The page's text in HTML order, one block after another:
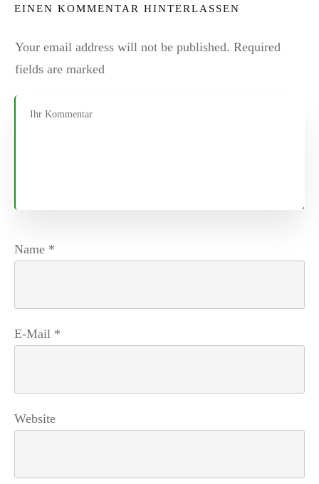
EINEN KOMMENTAR HINTERLASSEN
Your email address will not be published. Required
fields are marked
Name *
E-Mail *
Website